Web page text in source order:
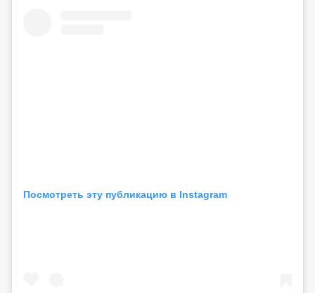
Посмотреть эту публикацию в Instagram